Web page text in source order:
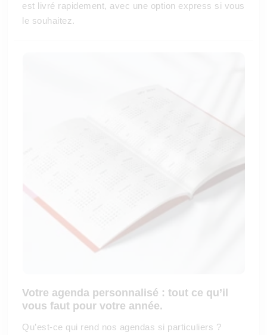
est livré rapidement, avec une option express si vous
le souhaitez.
Votre agenda personnalisé : tout ce qu’il
vous faut pour votre année.
Qu’est-ce qui rend nos agendas si particuliers ?